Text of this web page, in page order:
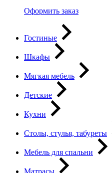
Оформить заказ
Гостиные
Шкафы
Мягкая мебель
Детские
Кухни
Столы, стулья, табуреты
Мебель для спальни
Матрасы